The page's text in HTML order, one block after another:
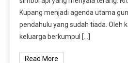
Kupang menjadi agenda utama
pendahulu yang sudah tiada. Oleh
keluarga berkumpul […]
Read More